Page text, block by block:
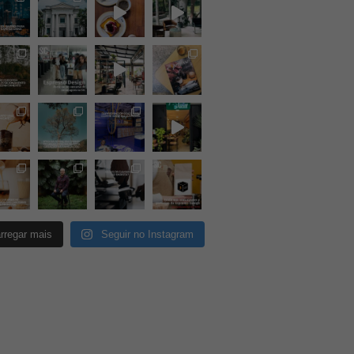
mais Seguir no Instagram